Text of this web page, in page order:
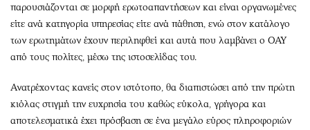
παρουσιάζονται σε μορφή ερωτοαπαντήσεων και είναι οργανωμένες
είτε ανά κατηγορία υπηρεσίας είτε ανά πάθηση, ενώ στον κατάλογο
των ερωτημάτων έχουν περιληφθεί και αυτά που λαμβάνει ο ΟΑΥ
από τους πολίτες, μέσω της ιστοσελίδας του.
Ανατρέχοντας κανείς στον ιστότοπο, θα διαπιστώσει από την πρώτη
κιόλας στιγμή την ευχρησία του καθώς εύκολα, γρήγορα και
αποτελεσματικά έχει πρόσβαση σε ένα μεγάλο εύρος πληροφοριών